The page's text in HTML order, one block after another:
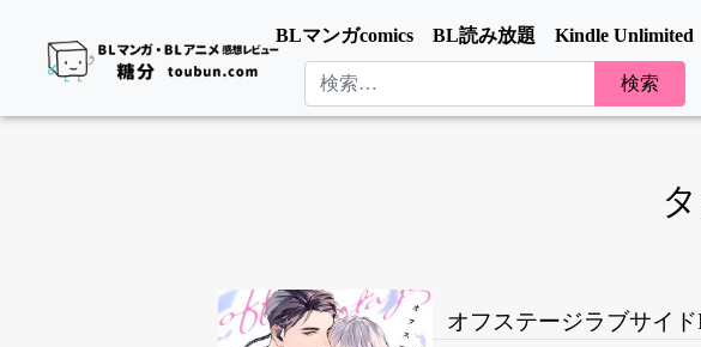
BLマンガcomics BL読み放題 Kindle Unlimited
オフステージラブサイド